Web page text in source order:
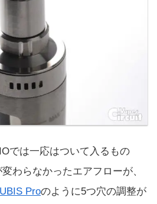
では一応はついて入るもの
わらなかったエアフローが、
Proのように5つ穴の調整が